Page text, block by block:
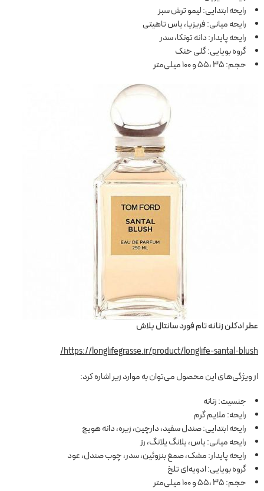
رایحه ابتدایی: لیمو ترش سبز
رایحه میانی: فریزیا، یاس تاهیتی
رایحه پایدار: دانه تونکا، سدر
گروه بویایی: گلی خنک
حجم: 35 ،55 و 100 میلی‌متر
عطر ادکلن زنانه تام فورد سانتال بلاش
https://longlifegrasse.ir/product/longlife-santal-blush/
از ویژگی‌های این محصول می‌توان به موارد زیر اشاره کرد:
جنسیت: زنانه
رایحه: ملایم گرم
رایحه ابتدایی: صندل سفید، دارچین، زیره، دانه هویج
رایحه میانی: یاس، یلانگ یلانگ، رز
رایحه پایدار: مشک، صمغ بنزوئین، سدر، چوب صندل، عود
گروه بویایی: ادویه‌ای تلخ
حجم: 35 ،55 و 100 میلی‌متر